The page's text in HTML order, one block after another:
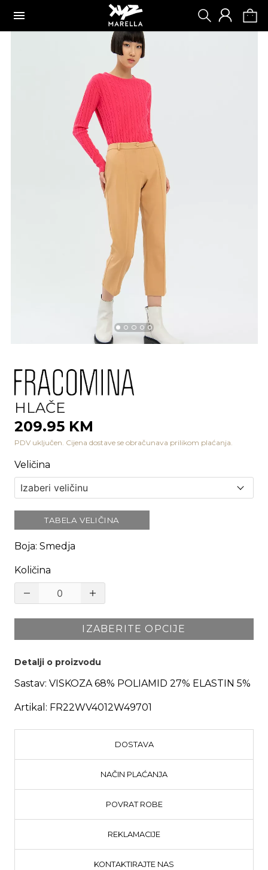
HLAČE
209.95 KM
PDV uključen. Cijena dostave se obračunava prilikom plaćanja.
Veličina
TABELA VELIČINA
Boja: Smedja
Količina
IZABERITE OPCIJE
Detalji o proizvodu
Sastav: VISKOZA 68% POLIAMID 27% ELASTIN 5%
Artikal: FR22WV4012W49701
DOSTAVA
NAČIN PLAĆANJA
POVRAT ROBE
REKLAMACIJE
KONTAKTIRAJTE NAS